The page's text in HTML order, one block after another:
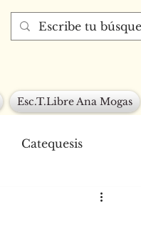
Esc.T.Libre Ana Mogas
Catequesis